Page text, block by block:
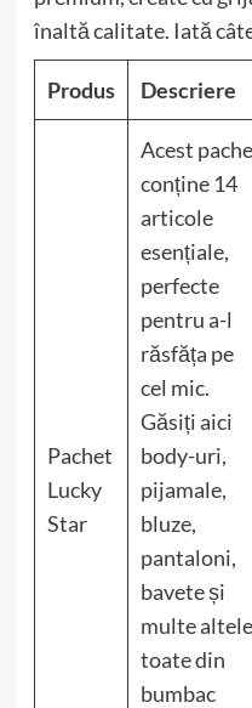
înaltă calitate. Iată
Produs Descriere
Pachet
Lucky
Star
Acest
conține 14
articole
esențiale,
perfecte
pentru a-l
răsfăța pe
cel mic.
Găsiți aici
body-uri,
pijamale,
bluze,
pantaloni,
bavete și
multe
toate din
bumbac